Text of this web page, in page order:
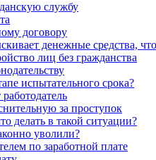
службу
договору
денежные средства,
лиц без гражданства
испытательного срока?
за проступок
делать в такой ситуации?
уволили?
по заработной плате